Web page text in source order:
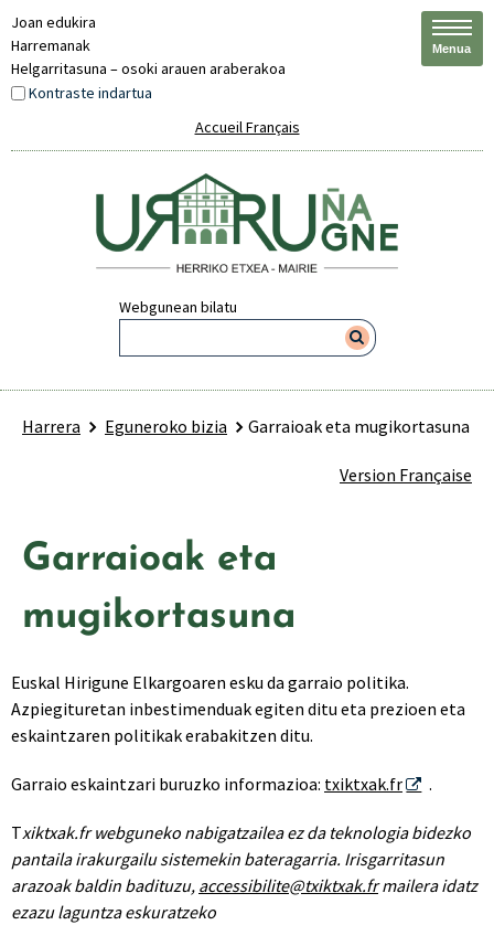
Joan edukira
Harremanak
Helgarritasuna – osoki arauen araberakoa
Kontraste indartua
Accueil Français
Webgunean bilatu
Menua
Harrera Eguneroko bizia Garraioak eta mugikortasuna
Version Française
Garraioak eta
mugikortasuna
Euskal Hirigune Elkargoaren esku da garraio politika.
Azpiegituretan inbestimenduak egiten ditu eta prezioen eta
eskaintzaren politikak erabakitzen ditu.
Garraio eskaintzari buruzko informazioa: txiktxak.fr .
Txiktxak.fr webguneko nabigatzailea ez da teknologia bidezko
pantaila irakurgailu sistemekin bateragarria. Irisgarritasun
arazoak baldin badituzu, accessibilite@txiktxak.frmailera idatz
ezazu laguntza eskuratzeko